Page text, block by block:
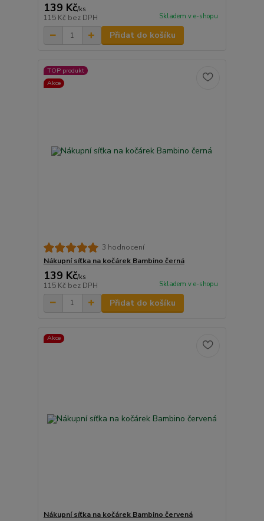
139 Kč/ks
115 Kč bez DPH Skladem v e-shopu
Přidat do košíku
TOP produkt
Akce
3 hodnocení
Nákupní síťka na kočárek Bambino černá
139 Kč/ks
115 Kč bez DPH Skladem v e-shopu
Přidat do košíku
Akce
Nákupní síťka na kočárek Bambino červená